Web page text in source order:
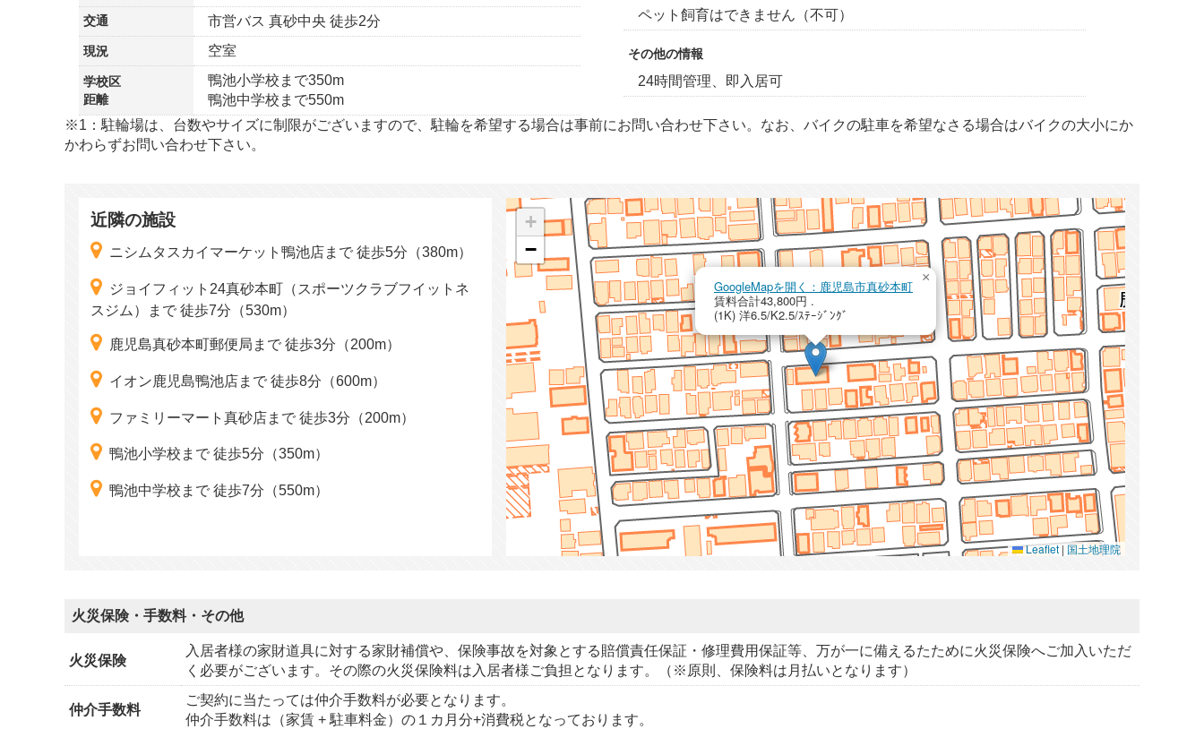
交通 市営バス 真砂中央 徒歩2分
現況 空室
学校区
距離
鴨池小学校まで350m
鴨池中学校まで550m
ペット飼育はできません（不可）
その他の情報
24時間管理、即入居可
※1：駐輪場は、台数やサイズに制限がございますので、駐輪を希望する場合は事前にお問い合わせ下さい。なお、バイクの駐車を希望なさる場合はバイクの大小にか
かわらずお問い合わせ下さい。
GoogleMapを開く：鹿児島市真砂本町
賃料合計43,800円 .
(1K) 洋6.5/K2.5/ｽﾃｰｼﾞﾝｸﾞ
×
+
−
Leaflet|国土地理院
近隣の施設
ニシムタスカイマーケット鴨池店まで 徒歩5分（380m）
ジョイフィット24真砂本町（スポーツクラブフイットネ
スジム）まで 徒歩7分（530m）
鹿児島真砂本町郵便局まで 徒歩3分（200m）
イオン鹿児島鴨池店まで 徒歩8分（600m）
ファミリーマート真砂店まで 徒歩3分（200m）
鴨池小学校まで 徒歩5分（350m）
鴨池中学校まで 徒歩7分（550m）
火災保険・手数料・その他
火災保険
入居者様の家財道具に対する家財補償や、保険事故を対象とする賠償責任保証・修理費用保証等、万が一に備えるたために火災保険へご加入いただ
く必要がございます。その際の火災保険料は入居者様ご負担となります。（※原則、保険料は月払いとなります）
仲介手数料
ご契約に当たっては仲介手数料が必要となります。
仲介手数料は（家賃 + 駐車料金）の１カ月分+消費税となっております。